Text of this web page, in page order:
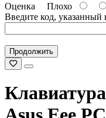
Оценка Плохо
Введите код, указанный
Продолжить